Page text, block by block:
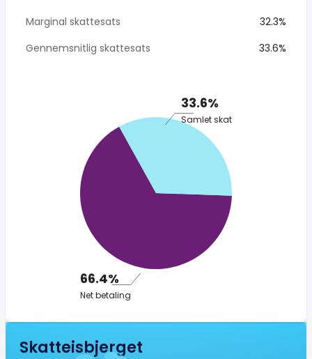
Marginal skattesats
32.3%
Gennemsnitlig skattesats
33.6%
33.6%
Samlet skat
66.4%
Net betaling
Skatteisbjerget